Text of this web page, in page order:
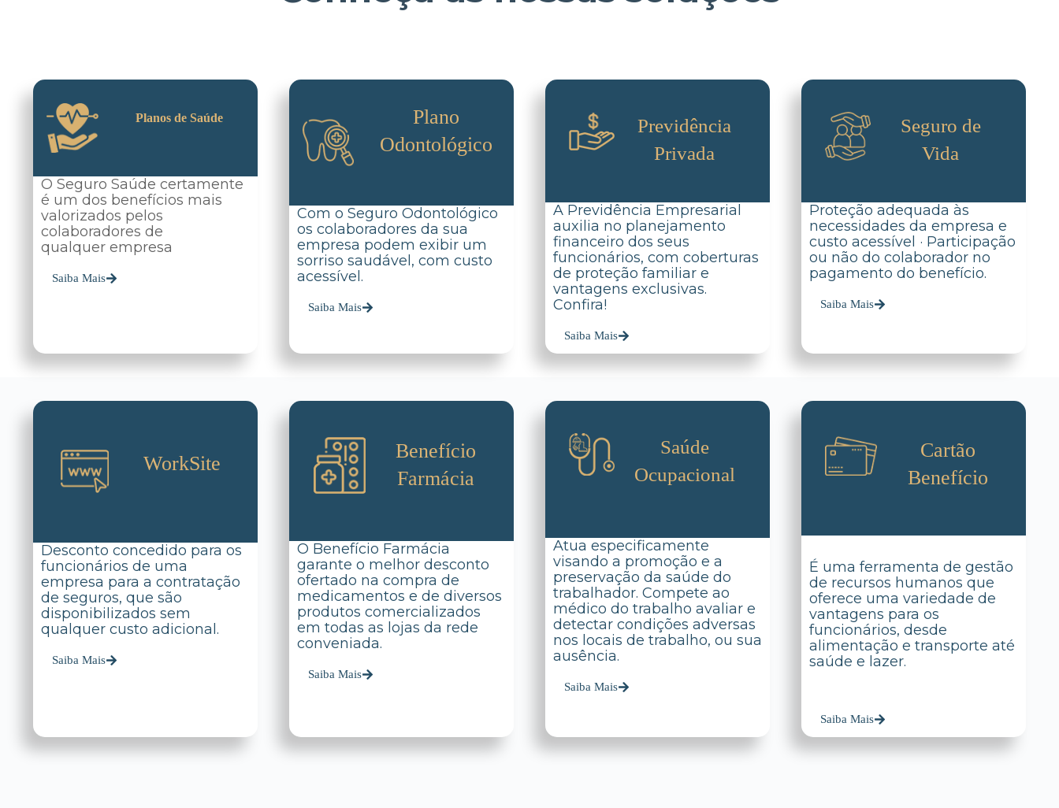
Planos de Saúde
O Seguro Saúde certamente
é um dos benefícios mais
valorizados pelos
colaboradores de
qualquer empresa
Saiba Mais
Plano
Odontológico
Com o Seguro Odontológico
os colaboradores da sua
empresa podem exibir um
sorriso saudável, com custo
acessível.
Saiba Mais
Previdência
Privada
A Previdência Empresarial
auxilia no planejamento
financeiro dos seus
funcionários, com coberturas
de proteção familiar e
vantagens exclusivas.
Confira!
Saiba Mais
Seguro de
Vida
Proteção adequada às
necessidades da empresa e
custo acessível · Participação
ou não do colaborador no
pagamento do benefício.
Saiba Mais
WorkSite
Desconto concedido para os
funcionários de uma
empresa para a contratação
de seguros, que são
disponibilizados sem
qualquer custo adicional.
Saiba Mais
Benefício
Farmácia
O Benefício Farmácia
garante o melhor desconto
ofertado na compra de
medicamentos e de diversos
produtos comercializados
em todas as lojas da rede
conveniada.
Saiba Mais
Saúde
Ocupacional
Atua especificamente
visando a promoção e a
preservação da saúde do
trabalhador. Compete ao
médico do trabalho avaliar e
detectar condições adversas
nos locais de trabalho, ou sua
ausência.
Saiba Mais
Cartão
Benefício
É uma ferramenta de gestão
de recursos humanos que
oferece uma variedade de
vantagens para os
funcionários, desde
alimentação e transporte até
saúde e lazer.
Saiba Mais